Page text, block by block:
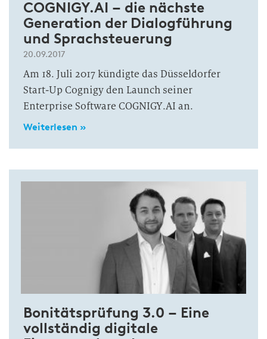
COGNIGY.AI – die nächste
Generation der Dialogführung
und Sprachsteuerung
20.09.2017
Am 18. Juli 2017 kündigte das Düsseldorfer
Start-Up Cognigy den Launch seiner
Enterprise Software COGNIGY.AI an.
Weiterlesen »
Bonitätsprüfung 3.0 – Eine
vollständig digitale